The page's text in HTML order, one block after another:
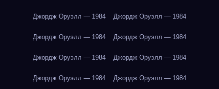
Джордж Оруэлл — 1984 Джордж Оруэлл — 1984
Джордж Оруэлл — 1984 Джордж Оруэлл — 1984
Джордж Оруэлл — 1984 Джордж Оруэлл — 1984
Джордж Оруэлл — 1984 Джордж Оруэлл — 1984